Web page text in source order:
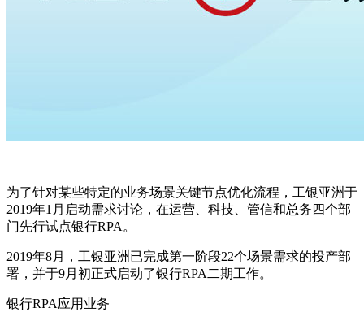
为了针对某些特定的业务场景关键节点优化流程，工银亚洲于
2019年1月启动需求讨论，在运营、科技、管信和总务四个部
门先行试点银行RPA。
2019年8月，工银亚洲已完成第一阶段22个场景需求的投产部
署，并于9月初正式启动了银行RPA二期工作。
银行RPA应用业务